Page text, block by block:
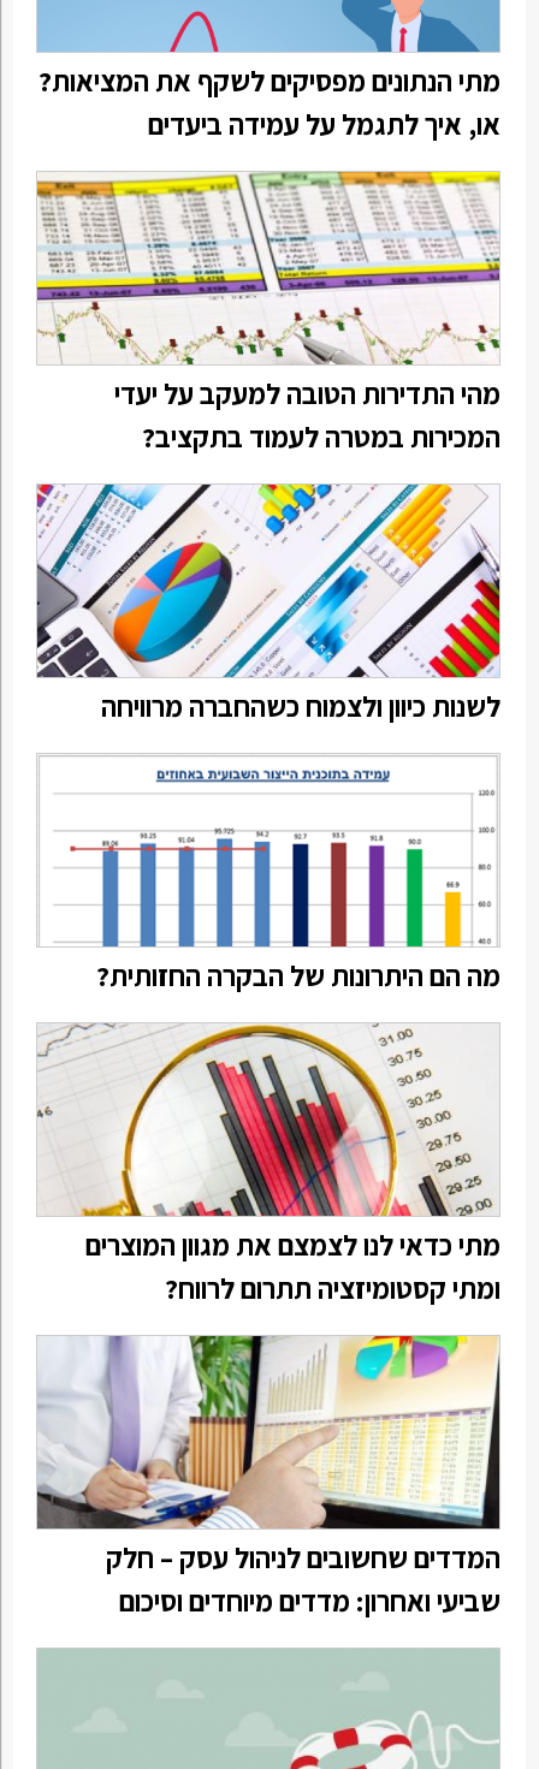
מתי הנתונים מפסיקים לשקף את המציאות?
או, איך לתגמל על עמידה ביעדים
מהי התדירות הטובה למעקב על יעדי
המכירות במטרה לעמוד בתקציב?
לשנות כיוון ולצמוח כשהחברה מרוויחה
מה הם היתרונות של הבקרה החזותית?
מתי כדאי לנו לצמצם את מגוון המוצרים
ומתי קסטומיזציה תתרום לרווח?
המדדים שחשובים לניהול עסק – חלק
שביעי ואחרון: מדדים מיוחדים וסיכום